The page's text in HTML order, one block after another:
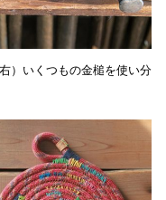
）いくつもの金槌を使い分